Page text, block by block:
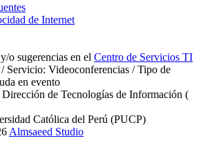
de Internet
o sugerencias en el Centro de Servicios TI
Servicio: Videoconferencias / Tipo de
en evento
de Tecnologías de Información (
Católica del Perú (PUCP)
Almsaeed Studio